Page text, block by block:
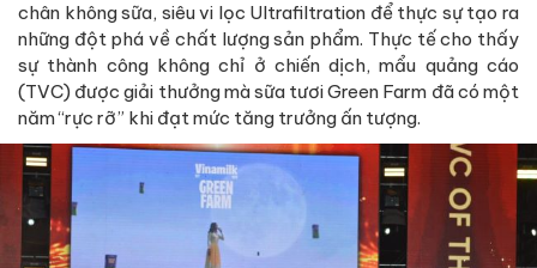
chân không sữa, siêu vi lọc Ultrafiltration để thực sự tạo ra
những đột phá về chất lượng sản phẩm. Thực tế cho thấy
sự thành công không chỉ ở chiến dịch, mẩu quảng cáo
(TVC) được giải thưởng mà sữa tươi Green Farm đã có một
năm “rực rỡ” khi đạt mức tăng trưởng ấn tượng.